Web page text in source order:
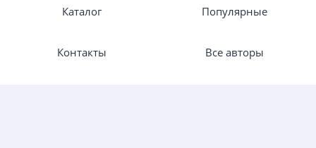
Каталог Популярные
Контакты Все авторы